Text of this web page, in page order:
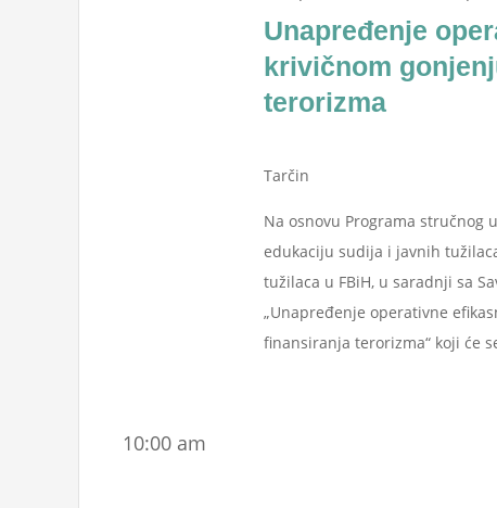
Unapređenje
krivičnom
terorizma
Tarčin
Na osnovu Programa stručnog
edukaciju sudija i javnih
tužilaca u FBiH, u saradnji sa
„Unapređenje operativne
finansiranja terorizma“ koji će
10:00 am